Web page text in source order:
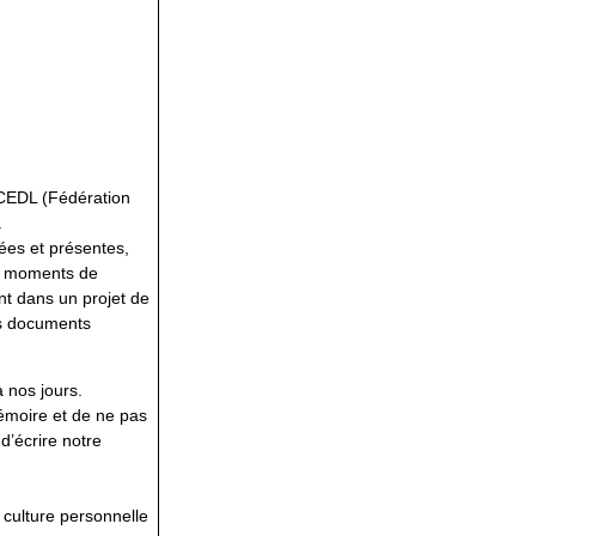
(Fédération
et présentes,
de
dans un projet de
documents
nos jours.
et de ne pas
notre
personnelle